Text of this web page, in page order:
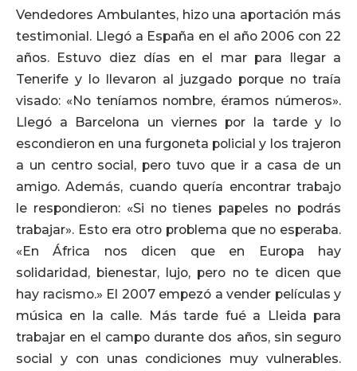
Vendedores Ambulantes, hizo una aportación más
testimonial. Llegó a España en el año 2006 con 22
años. Estuvo diez días en el mar para llegar a
Tenerife y lo llevaron al juzgado porque no traía
visado: «No teníamos nombre, éramos números».
Llegó a Barcelona un viernes por la tarde y lo
escondieron en una furgoneta policial y los trajeron
a un centro social, pero tuvo que ir a casa de un
amigo. Además, cuando quería encontrar trabajo
le respondieron: «Si no tienes papeles no podrás
trabajar». Esto era otro problema que no esperaba.
«En África nos dicen que en Europa hay
solidaridad, bienestar, lujo, pero no te dicen que
hay racismo.» El 2007 empezó a vender películas y
música en la calle. Más tarde fué a Lleida para
trabajar en el campo durante dos años, sin seguro
social y con unas condiciones muy vulnerables.